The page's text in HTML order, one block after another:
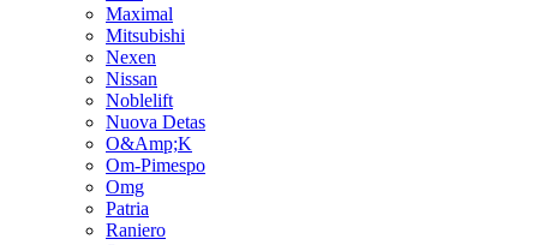
Maximal
Mitsubishi
Nexen
Nissan
Noblelift
Nuova Detas
O&Amp;K
Om-Pimespo
Omg
Patria
Raniero